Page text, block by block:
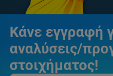
Κάνε εγγραφή
αναλύσεις/
στοιχήματος!